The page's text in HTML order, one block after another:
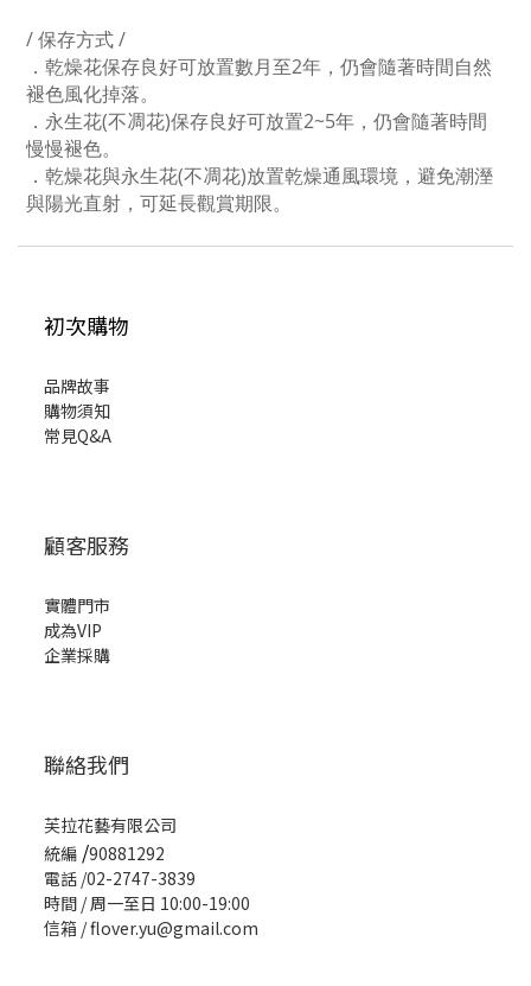
/ 保存方式 /
．乾燥花保存良好可放置數月至2年，仍會隨著時間自然
褪色風化掉落。
．永生花(不凋花)保存良好可放置2~5年，仍會隨著時間
慢慢褪色。
．乾燥花與永生花(不凋花)放置乾燥通風環境，避免潮溼
與陽光直射，可延長觀賞期限。
初次購物
品牌故事
購物須知
常見Q&A
顧客服務
實體門市
成為VIP
企業採購
聯絡我們
芙拉花藝有限公司
統編 /90881292
電話 /02-2747-3839
時間 / 周一至日 10:00-19:00
信箱 / flover.yu@gmail.com